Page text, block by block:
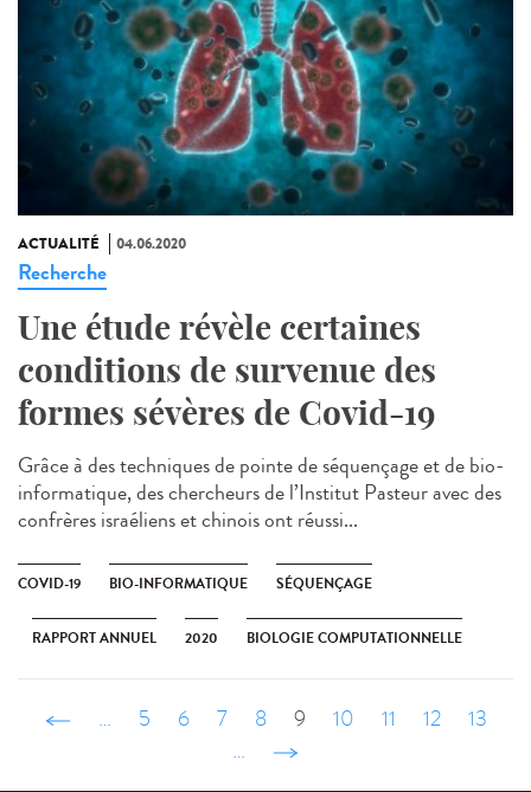
ACTUALITÉ 04.06.2020
Recherche
Une étude révèle certaines
conditions de survenue des
formes sévères de Covid-19
Grâce à des techniques de pointe de séquençage et de bio-
informatique, des chercheurs de l’Institut Pasteur avec des
confrères israéliens et chinois ont réussi...
COVID-19 BIO-INFORMATIQUE SÉQUENÇAGE
RAPPORT ANNUEL 2020 BIOLOGIE COMPUTATIONNELLE
‹ précédent
… 5 6 7 8 9 10 11 12
13
…
suivant ›